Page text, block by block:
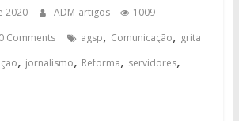
2020 ADM-artigos
1009
0 Comments agsp, Comunicação, grita
, jornalismo, Reforma, servidores,